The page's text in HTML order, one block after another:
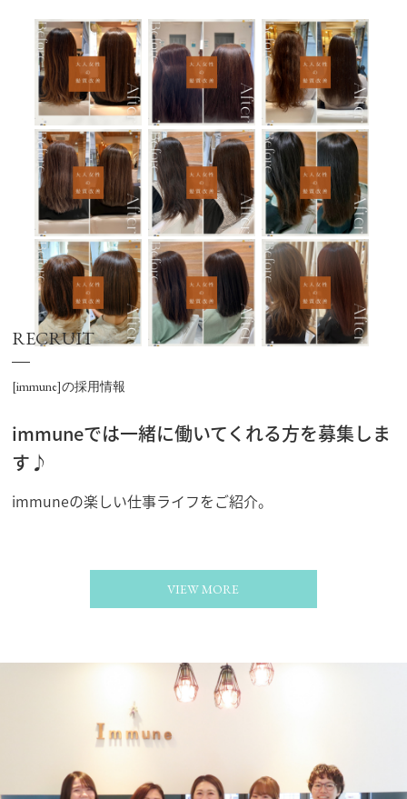
RECRUIT
[immune]の採用情報
immuneでは一緒に働いてくれる方を募集しま
す♪
immuneの楽しい仕事ライフをご紹介。
VIEW MORE